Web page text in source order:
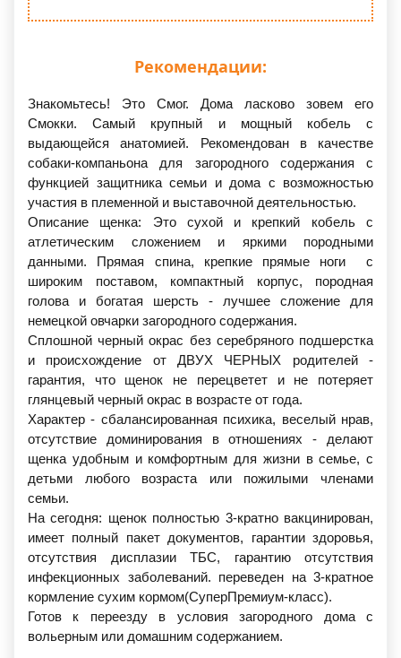
Рекомендации:
Знакомьтесь! Это Смог. Дома ласково зовем его
Смокки. Самый крупный и мощный кобель с
выдающейся анатомией. Рекомендован в качестве
собаки-компаньона для загородного содержания с
функцией защитника семьи и дома с возможностью
участия в племенной и выставочной деятельностью.
Описание щенка: Это сухой и крепкий кобель с
атлетическим сложением и яркими породными
данными. Прямая спина, крепкие прямые ноги с
широким поставом, компактный корпус, породная
голова и богатая шерсть - лучшее сложение для
немецкой овчарки загородного содержания.
Сплошной черный окрас без серебряного подшерстка
и происхождение от ДВУХ ЧЕРНЫХ родителей -
гарантия, что щенок не перецветет и не потеряет
глянцевый черный окрас в возрасте от года.
Характер - сбалансированная психика, веселый нрав,
отсутствие доминирования в отношениях - делают
щенка удобным и комфортным для жизни в семье, с
детьми любого возраста или пожилыми членами
семьи.
На сегодня: щенок полностью 3-кратно вакцинирован,
имеет полный пакет документов, гарантии здоровья,
отсутствия дисплазии ТБС, гарантию отсутствия
инфекционных заболеваний. переведен на 3-кратное
кормление сухим кормом(СуперПремиум-класс).
Готов к переезду в условия загородного дома с
вольерным или домашним содержанием.